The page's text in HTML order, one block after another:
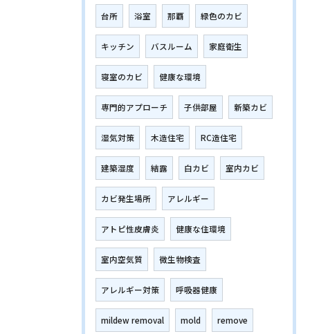
台所 浴室 那覇 緑色のカビ
キッチン バスルーム 家庭衛生
寝室のカビ 健康な環境
専門的アプローチ 子供部屋 新築カビ
湿気対策 木造住宅 RC造住宅
建築湿度 結露 白カビ 室内カビ
カビ発生場所 アレルギー
アトピ性皮膚炎 健康な住環境
室内空気質 微生物検査
アレルギー対策 呼吸器健康
mildew removal mold remove